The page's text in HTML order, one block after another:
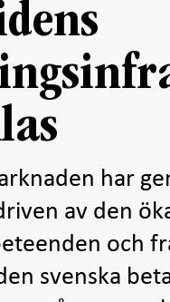
har
av den
och
svenska